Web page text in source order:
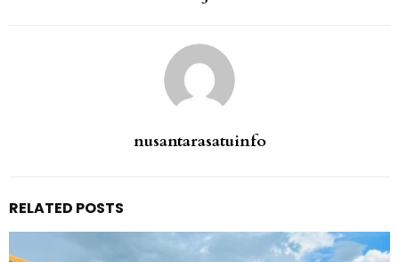
nusantarasatuinfo
RELATED POSTS